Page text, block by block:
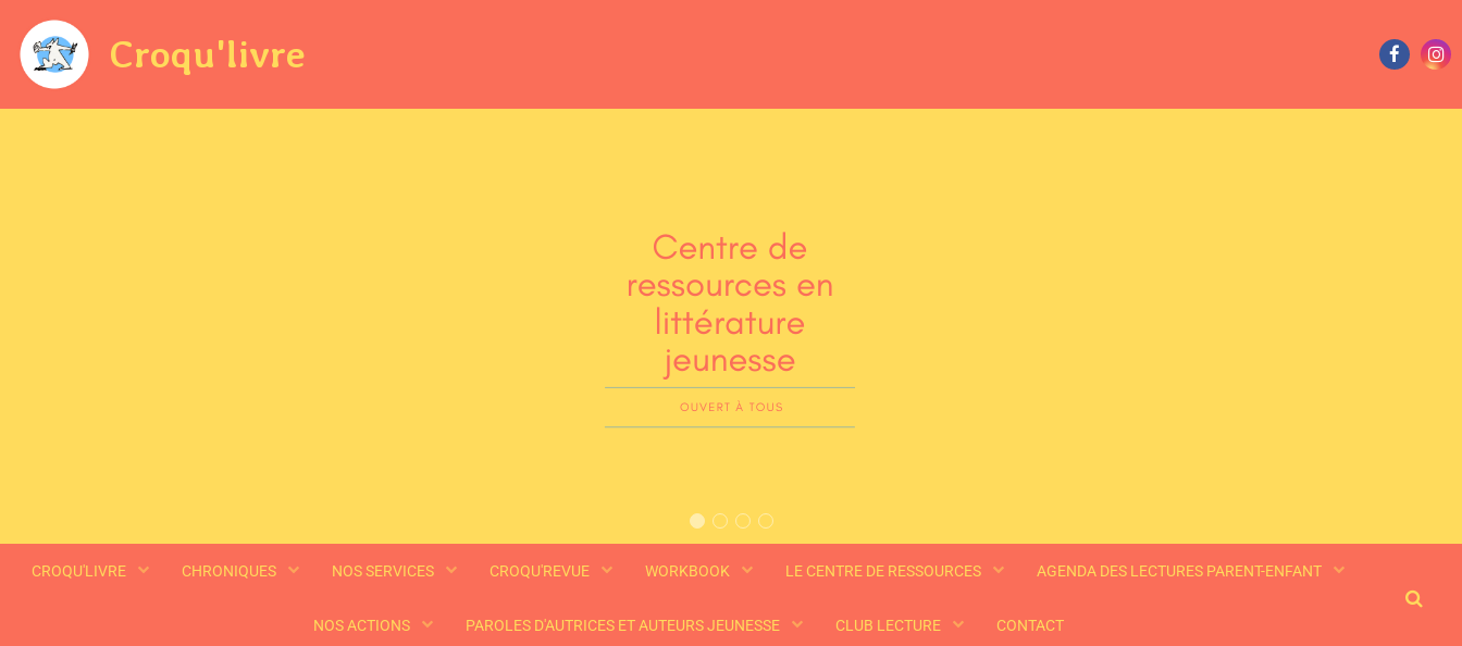
Croqu'livre
CROQU'LIVRE CHRONIQUES NOS SERVICES CROQU'REVUE WORKBOOK LE CENTRE DE RESSOURCES AGENDA DES LECTURES PARENT-ENFANT
NOS ACTIONS PAROLES D'AUTRICES ET AUTEURS JEUNESSE CLUB LECTURE CONTACT